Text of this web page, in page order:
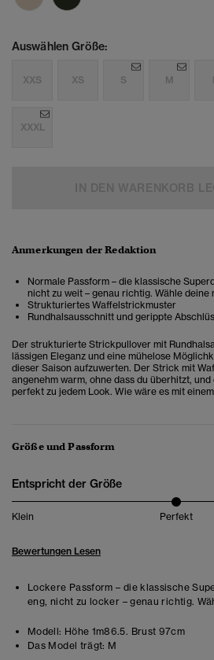
Auswählen Größe:
XXS XS S M
XXXL
Anmerkungen der Redaktion
Normale Passform – die klassische
nicht zu weit – genau richtig. Wähle deine
Strukturiertes Waffelstrickmuster
Rundhalsausschnitt und gerippte
Der strukturierte Strickpullover mit
lässigen Eleganz und eine mühelose
dieser Saison aufzuwerten. Der Strick mit
angenehm warm, ohne dass du überhitzt,
perfekt zu jedem Look. Wie wäre es mit
Größe und Passform
Entspricht der Größe
Klein Perfekt
Bewertungen Lesen
Lockere Passform – die klassische
eng, nicht zu locker – genau richtig.
Modell: Höhe 1m86.5. Brust 97cm
Das Model trägt: M